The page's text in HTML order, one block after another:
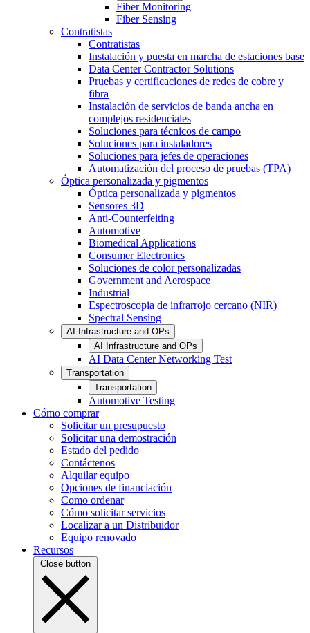
Fiber Monitoring
Fiber Sensing
Contratistas
Contratistas
Instalación y puesta en marcha de estaciones base
Data Center Contractor Solutions
Pruebas y certificaciones de redes de cobre y
fibra
Instalación de servicios de banda ancha en
complejos residenciales
Soluciones para técnicos de campo
Soluciones para instaladores
Soluciones para jefes de operaciones
Automatización del proceso de pruebas (TPA)
Óptica personalizada y pigmentos
Óptica personalizada y pigmentos
Sensores 3D
Anti-Counterfeiting
Automotive
Biomedical Applications
Consumer Electronics
Soluciones de color personalizadas
Government and Aerospace
Industrial
Espectroscopia de infrarrojo cercano (NIR)
Spectral Sensing
AI Infrastructure and OPs
AI Infrastructure and OPs
AI Data Center Networking Test
Transportation
Transportation
Automotive Testing
Cómo comprar
Solicitar un presupuesto
Solicitar una demostración
Estado del pedido
Contáctenos
Alquilar equipo
Opciones de financiación
Como ordenar
Cómo solicitar servicios
Localizar a un Distribuidor
Equipo renovado
Recursos
Close button